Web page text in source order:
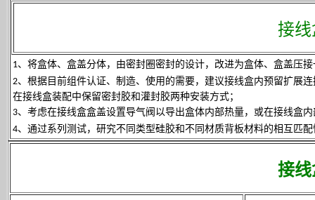
接
1、将盒体、盒盖分体，由密封圈密封的设计，改进为盒体、盒盖压
2、根据目前组件认证、制造、使用的需要，建议接线盒内预留扩展
在接线盒装配中保留密封胶和灌封胶两种安装方式；
3、考虑在接线盒盒盖设置导气阀以导出盒体内部热量，或在接线盒
4、通过系列测试，研究不同类型硅胶和不同材质背板材料的相互匹
接